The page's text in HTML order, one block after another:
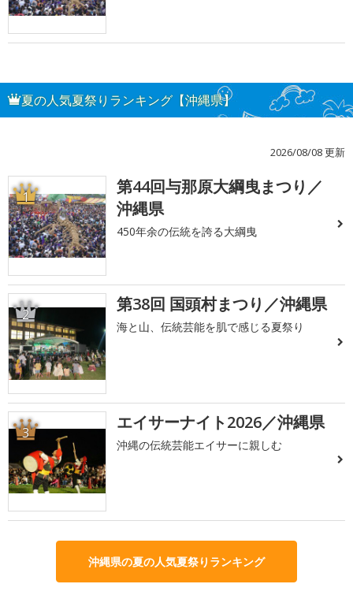
夏の人気夏祭りランキング【沖縄県】
2026/08/08 更新
1
第44回与那原大綱曳まつり／
沖縄県
450年余の伝統を誇る大綱曳
2 第38回 国頭村まつり／沖縄県
海と山、伝統芸能を肌で感じる夏祭り
3 エイサーナイト2026／沖縄県
沖縄の伝統芸能エイサーに親しむ
沖縄県の夏の人気夏祭りランキング